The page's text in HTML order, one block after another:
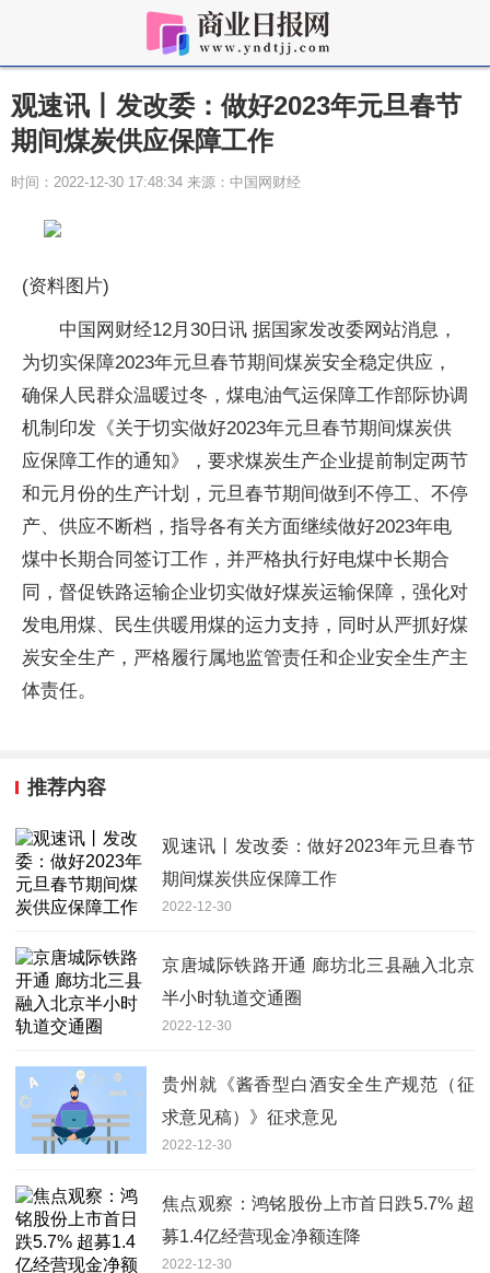
观速讯丨发改委：做好2023年元旦春节
期间煤炭供应保障工作
时间：2022-12-30 17:48:34 来源：中国网财经
(资料图片)
中国网财经12月30日讯 据国家发改委网站消息，
为切实保障2023年元旦春节期间煤炭安全稳定供应，
确保人民群众温暖过冬，煤电油气运保障工作部际协调
机制印发《关于切实做好2023年元旦春节期间煤炭供
应保障工作的通知》，要求煤炭生产企业提前制定两节
和元月份的生产计划，元旦春节期间做到不停工、不停
产、供应不断档，指导各有关方面继续做好2023年电
煤中长期合同签订工作，并严格执行好电煤中长期合
同，督促铁路运输企业切实做好煤炭运输保障，强化对
发电用煤、民生供暖用煤的运力支持，同时从严抓好煤
炭安全生产，严格履行属地监管责任和企业安全生产主
体责任。
推荐内容
观速讯丨发改委：做好2023年元旦春节
期间煤炭供应保障工作
2022-12-30
京唐城际铁路开通 廊坊北三县融入北京
半小时轨道交通圈
2022-12-30
贵州就《酱香型白酒安全生产规范（征
求意见稿）》征求意见
2022-12-30
焦点观察：鸿铭股份上市首日跌5.7% 超
募1.4亿经营现金净额连降
2022-12-30